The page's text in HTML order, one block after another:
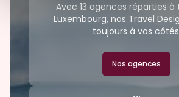
Avec 13 agences réparties à
Luxembourg, nos Travel
toujours à vos
Nos agences